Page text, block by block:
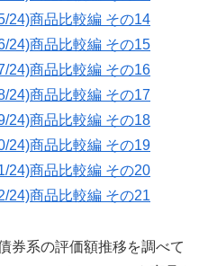
24)商品比較編 その14
24)商品比較編 その15
24)商品比較編 その16
24)商品比較編 その17
24)商品比較編 その18
24)商品比較編 その19
24)商品比較編 その20
24)商品比較編 その21
券系の評価額推移を調べて